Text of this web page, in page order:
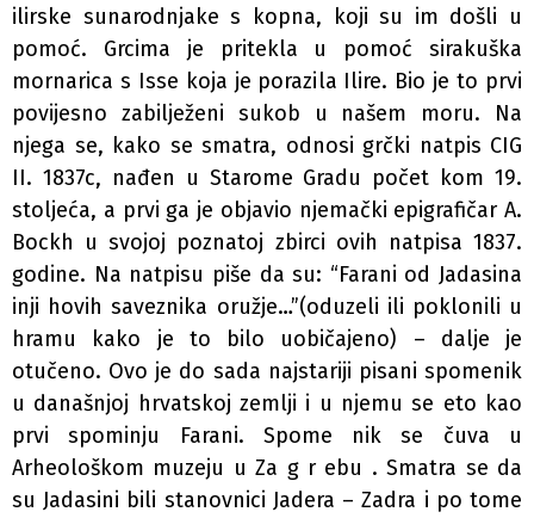
ilirske sunarodnjake s kopna, koji su im došli u
pomoć. Grcima je pritekla u pomoć sirakuška
mornarica s Isse koja je porazila Ilire. Bio je to prvi
povijesno zabilježeni sukob u našem moru. Na
njega se, kako se smatra, odnosi grčki natpis CIG
II. 1837c, nađen u Starome Gradu počet­ kom 19.
stoljeća, a prvi ga je objavio njemački epigrafičar A.
Bockh u svojoj poznatoj zbirci ovih natpisa 1837.
godine. Na natpisu piše da su: “Farani od Jadasina
inji­ hovih saveznika oružje…”(oduzeli ili poklonili u
hramu kako je to bilo uobičajeno) – dalje je
otučeno. Ovo je do sada najstariji pisani spomenik
u današnjoj hrvatskoj zemlji i u njemu se eto kao
prvi spominju Farani. Spome­ nik se čuva u
Arheološkom muzeju u Za g r ebu . Smatra se da
su Jadasini bili stanovnici Jadera – Zadra i po tome